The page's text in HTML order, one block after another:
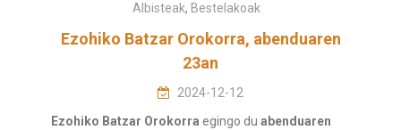
Albisteak, Bestelakoak
Ezohiko Batzar Orokorra, abenduaren
23an
2024-12-12
Ezohiko Batzar Orokorra egingo duabenduaren